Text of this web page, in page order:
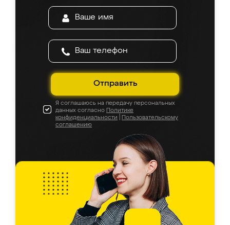
Отправить
Я соглашаюсь на передачу персональных
данных согласно Политике
конфиденциальности
Пользовательскому
соглашению